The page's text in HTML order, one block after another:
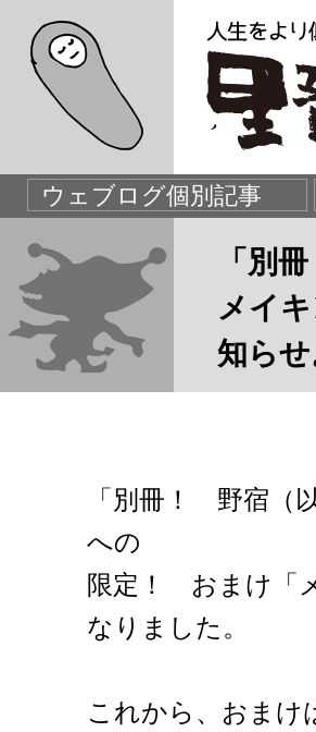
「別
メイ
知らせ
「別冊！ 野宿（
への
限定！ おまけ「
なりました。
これから、おま